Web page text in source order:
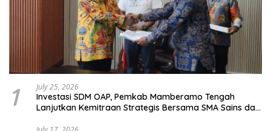
1 July 25, 2026
Investasi SDM OAP, Pemkab Mamberamo Tengah
Lanjutkan Kemitraan Strategis Bersama SMA Sains dan